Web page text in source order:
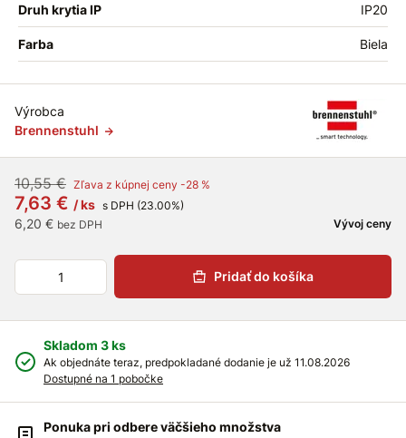
Druh krytia IP IP20
Farba Biela
Výrobca
Brennenstuhl
10,55 € Zľava z kúpnej ceny -28 %
7,63 € / ks s DPH (23.00%)
6,20 € bez DPH Vývoj ceny
Pridať do košíka
Skladom 3 ks
Ak objednáte teraz, predpokladané dodanie je už 11.08.2026
Dostupné na 1 pobočke
Ponuka pri odbere väčšieho množstva